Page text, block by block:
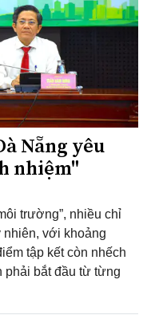
Nẵng yêu
nhiệm"
trường”, nhiều chỉ
nhiên, với khoảng
tập kết còn nhếch
phải bắt đầu từ từng